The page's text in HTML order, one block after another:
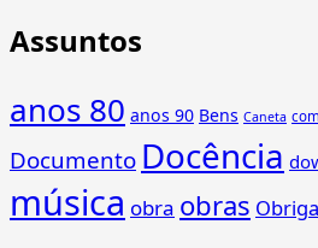
Assuntos
anos 80 anos 90 Bens Caneta
Documento Docência
música obra obras